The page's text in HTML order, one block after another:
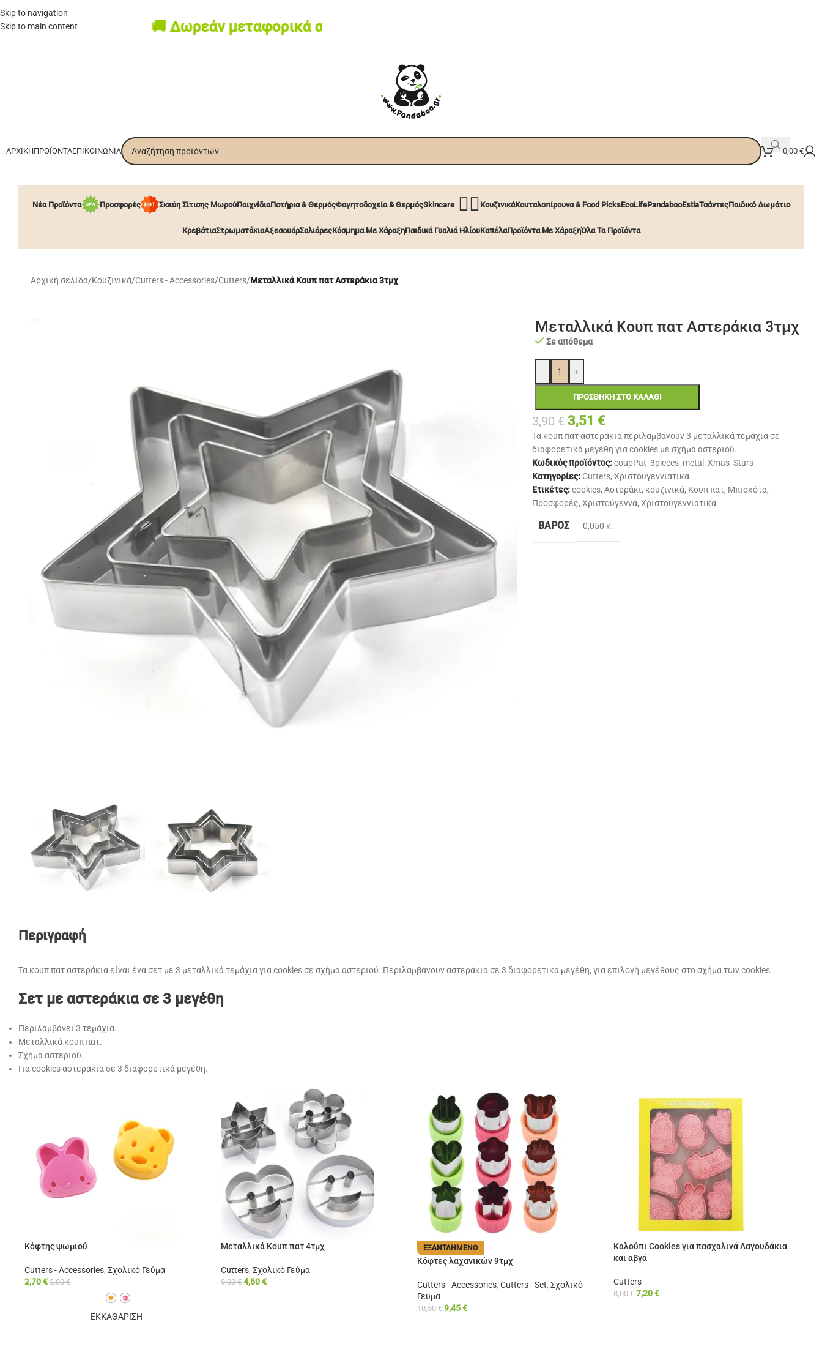
Skip to navigation
Skip to main content
🚚 Δωρεάν μεταφορικά από 60€ • Box now με 2€
ΑΡΧΙΚΉΠΡΟΪΌΝΤΑΕΠΙΚΟΙΝΩΝΊΑ 0,00 €
Νέα Προϊόντα Προσφορές Σκεύη Σίτισης ΜωρούΠαιχνίδιαΠοτήρια & ΘερμόςΦαγητοδοχεία & ΘερμόςSkincare 🧖‍♀️ ΚουζινικάΚουταλοπίρουνα & Food PicksEcoLifePandabooEstiaΤσάντεςΠαιδικό Δωμάτιο
ΚρεβάτιαΣτρωματάκιαΑξεσουάρΣαλιάρεςΚόσμημα Με ΧάραξηΠαιδικά Γυαλιά ΗλίουΚαπέλαΠροϊόντα Με ΧάραξηΌλα Τα Προϊόντα
Αρχική σελίδα/Κουζινικά/Cutters - Accessories/Cutters/Μεταλλικά Κουπ πατ Αστεράκια 3τμχ
Μεταλλικά Κουπ πατ Αστεράκια 3τμχ
Σε απόθεμα
- +
ΠΡΟΣΘΉΚΗ ΣΤΟ ΚΑΛΆΘΙ
3,90€ 3,51 €
Τα κουπ πατ αστεράκια περιλαμβάνουν 3 μεταλλικά τεμάχια σε
διαφορετικά μεγέθη για cookies με σχήμα αστεριού.
Κωδικός προϊόντος:coupPat_3pieces_metal_Xmas_Stars
Κατηγορίες: Cutters, Χριστουγεννιάτικα
Ετικέτες: cookies, Αστεράκι, κουζινικά, Κουπ πατ, Μπισκότα,
Προσφορές, Χριστούγεννα, Χριστουγεννιάτικα
ΒΆΡΟΣ 0,050 κ.
Περιγραφή
Τα κουπ πατ αστεράκια είναι ένα σετ με 3 μεταλλικά τεμάχια για cookies σε σχήμα αστεριού. Περιλαμβάνουν αστεράκια σε 3 διαφορετικά μεγέθη, για επιλογή μεγέθους στο σχήμα των cookies.
Σετ με αστεράκια σε 3 μεγέθη
Περιλαμβάνει 3 τεμάχια.
Μεταλλικά κουπ πατ.
Σχήμα αστεριού.
Για cookies αστεράκια σε 3 διαφορετικά μεγέθη.
Κόφτης ψωμιού
Cutters - Accessories, Σχολικό Γεύμα
2,70€ 3,00€
ΕΚΚΑΘΑΡΙΣΗ
Μεταλλικά Κουπ πατ 4τμχ
Cutters, Σχολικό Γεύμα
9,00€ 4,50€
ΕΞΑΝΤΛΗΜΈΝΟ
Κόφτες λαχανικών 9τμχ
Cutters - Accessories, Cutters - Set, Σχολικό
Γεύμα
10,50€ 9,45€
Καλούπι Cookies για πασχαλινά Λαγουδάκια
και αβγά
Cutters
8,00€ 7,20€